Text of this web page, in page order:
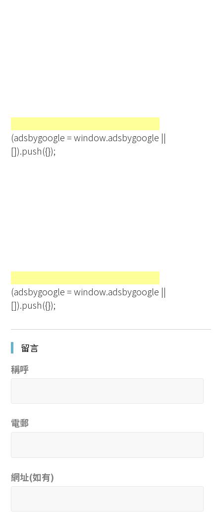
(adsbygoogle = window.adsbygoogle ||
[]).push({});
(adsbygoogle = window.adsbygoogle ||
[]).push({});
留言
稱呼
電郵
網址(如有)